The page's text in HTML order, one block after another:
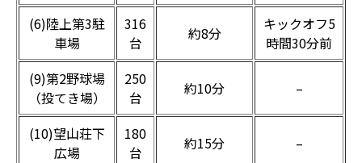
(6)陸上第3駐
車場
316
台
約8分
キックオフ5
時間30分前
(9)第2野球場
（投てき場）
250
台
約10分 –
(10)望山荘下
広場
180
台
約15分
–